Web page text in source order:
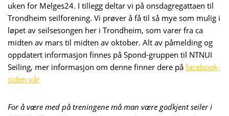
uken for Melges24. I tillegg deltar vi på onsdagregattaen til
Trondheim seilforening. Vi prøver å få til så mye som mulig i
løpet av seilsesongen her i Trondheim, som varer fra ca
midten av mars til midten av oktober. Alt av påmelding og
oppdatert informasjon finnes på Spond-gruppen til NTNUI
Seiling, mer informasjon om denne finner dere på facebook-
siden vår
For å være med på treningene må man være godkjent seiler i